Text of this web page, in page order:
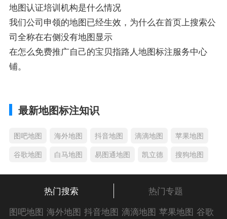
地图认证培训机构是什么情况
我们公司申领的地图已经生效，为什么在首页上搜索公
司全称在右侧没有地图显示
在怎么免费推广自己的宝贝指路人地图标注服务中心
铺。
最新地图标注知识
图吧地图 海外地图 抖音地图 滴滴地图
苹果地图
谷歌地图
白马地图 易图通地图 凯立德 搜狗地图
热门搜索
热门专题
图吧地图 海外地图 抖音地图 滴滴地图 苹果地图 谷歌